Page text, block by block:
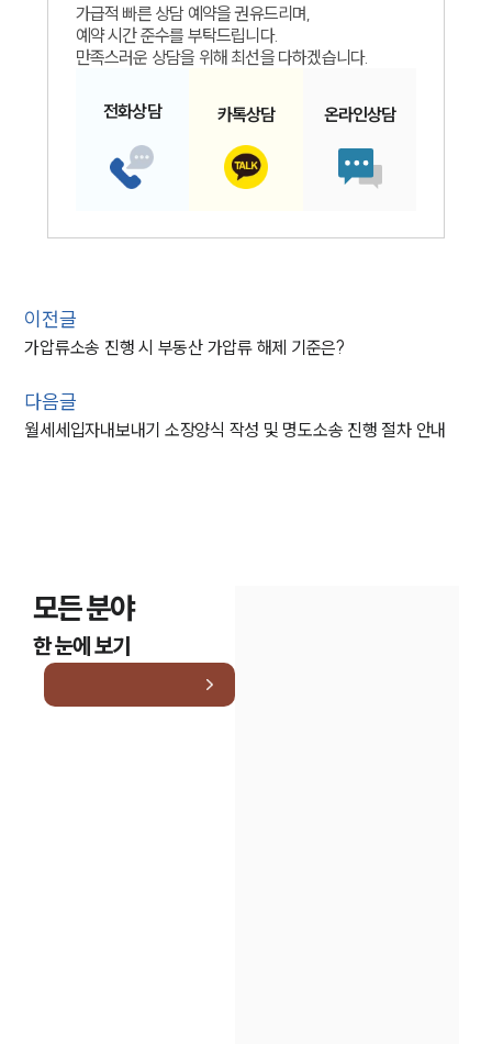
가급적 빠른 상담 예약을 권유드리며,
예약 시간 준수를 부탁드립니다.
만족스러운 상담을 위해 최선을 다하겠습니다.
전화상담 카톡상담 온라인상담
이전글
가압류소송 진행 시 부동산 가압류 해제 기준은?
다음글
월세세입자내보내기 소장양식 작성 및 명도소송 진행 절차 안내
모든 분야
한 눈에 보기